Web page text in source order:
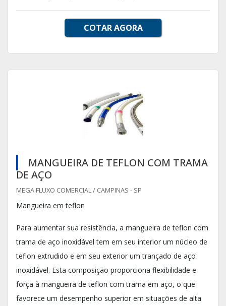
COTAR AGORA
MANGUEIRA DE TEFLON COM TRAMA
DE AÇO
MEGA FLUXO COMERCIAL / CAMPINAS - SP
Mangueira em teflon
Para aumentar sua resistência, a mangueira de teflon com
trama de aço inoxidável tem em seu interior um núcleo de
teflon extrudido e em seu exterior um trançado de aço
inoxidável. Esta composição proporciona flexibilidade e
força à mangueira de teflon com trama em aço, o que
favorece um desempenho superior em situações de alta